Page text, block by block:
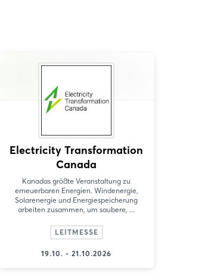
Electricity Transformation
Canada
Kanadas größte Veranstaltung zu
erneuerbaren Energien. Windenergie,
Solarenergie und Energiespeicherung
arbeiten zusammen, um saubere, ...
LEITMESSE
19.10. - 21.10.2026